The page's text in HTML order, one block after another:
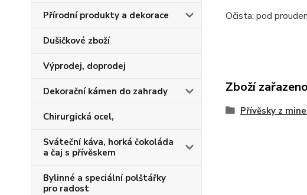
Přírodní produkty a dekorace
Dušičkové zboží
Výprodej, doprodej
Dekorační kámen do zahrady
Chirurgická ocel,
Sváteční káva, horká čokoláda
a čaj s přívěskem
Bylinné a speciální polštářky
pro radost
Očista: pod
Zboží
Přívěsky z